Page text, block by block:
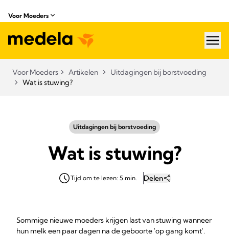
Voor Moeders
Voor Moeders Artikelen
Uitdagingen bij borstvoeding​
Wat is stuwing?
Uitdagingen bij borstvoeding​
Wat is stuwing?
Tijd om te lezen: 5 min. Delen
Sommige nieuwe moeders krijgen last van stuwing wanneer
hun melk een paar dagen na de geboorte 'op gang komt'.